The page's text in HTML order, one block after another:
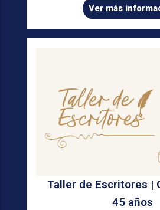
Ver más
Taller de Escritores |
45 años